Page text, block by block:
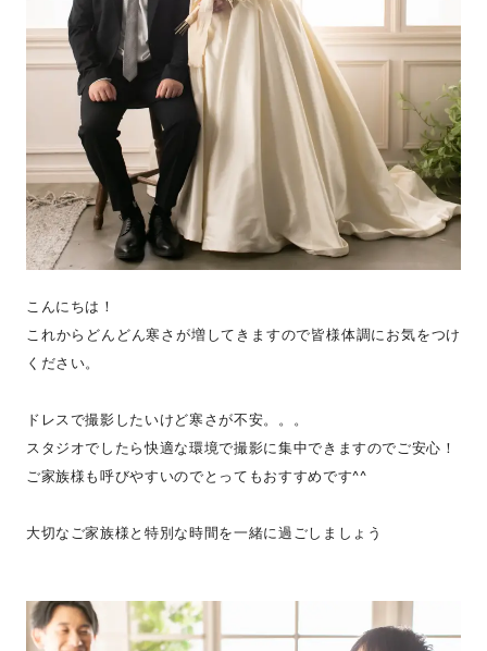
こんにちは！
これからどんどん寒さが増してきますので皆様体調にお気をつけ
ください。
ドレスで撮影したいけど寒さが不安。。。
スタジオでしたら快適な環境で撮影に集中できますのでご安心！
ご家族様も呼びやすいのでとってもおすすめです^^
大切なご家族様と特別な時間を一緒に過ごしましょう